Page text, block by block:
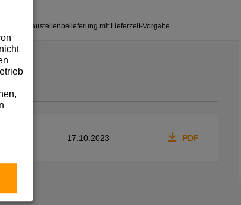
Baustellenbelieferung mit Lieferzeit-Vorgabe
17.10.2023 PDF